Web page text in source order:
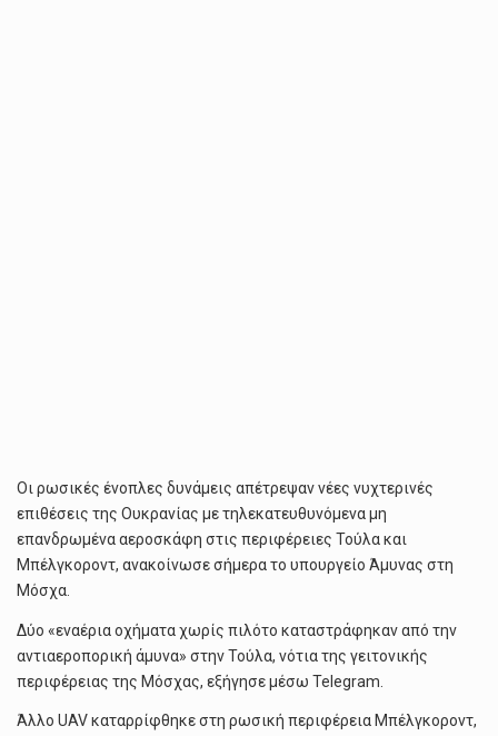
Οι ρωσικές ένοπλες δυνάμεις απέτρεψαν νέες νυχτερινές
επιθέσεις της Ουκρανίας με τηλεκατευθυνόμενα μη
επανδρωμένα αεροσκάφη στις περιφέρειες Τούλα και
Μπέλγκοροντ, ανακοίνωσε σήμερα το υπουργείο Άμυνας στη
Μόσχα.
Δύο «εναέρια οχήματα χωρίς πιλότο καταστράφηκαν από την
αντιαεροπορική άμυνα» στην Τούλα, νότια της γειτονικής
περιφέρειας της Μόσχας, εξήγησε μέσω Telegram.
Άλλο UAV καταρρίφθηκε στη ρωσική περιφέρεια Μπέλγκοροντ,